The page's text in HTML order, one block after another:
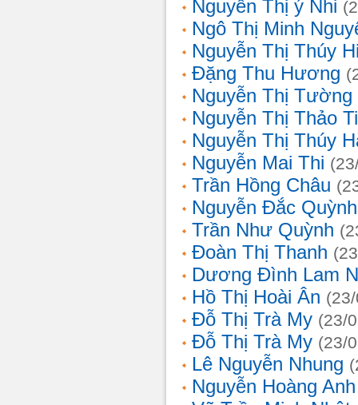
Nguyễn Thị ý Nhi
Ngô Thị Minh
Nguyễn Thị Thúy
Đặng Thu Hương
Nguyễn Thị Tường
Nguyễn Thị Thảo
Nguyễn Thị Thúy
Nguyễn Mai Thi
Trần Hồng Châu
Nguyễn Đắc
Trần Như Quỳnh
Đoàn Thị Thanh
Dương Đình Lam
Hồ Thị Hoài Ân
Đỗ Thị Trà My (23/
Đỗ Thị Trà My (23/
Lê Nguyễn Nhung
Nguyễn Hoàng Anh